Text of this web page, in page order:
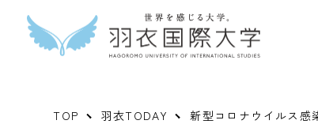
TOP 羽衣TODAY 新型コロナウイルス感